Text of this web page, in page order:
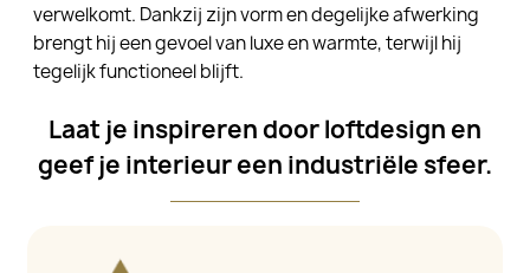
verwelkomt. Dankzij zijn vorm en degelijke afwerking
brengt hij een gevoel van luxe en warmte, terwijl hij
tegelijk functioneel blijft.
Laat je inspireren door loftdesign en
geef je interieur een industriële sfeer.